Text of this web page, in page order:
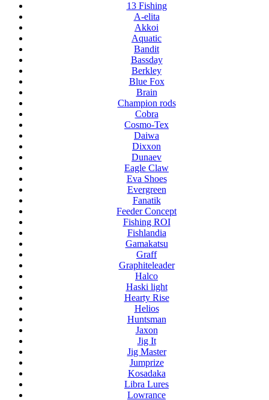
13 Fishing
A-elita
Akkoi
Aquatic
Bandit
Bassday
Berkley
Blue Fox
Brain
Champion rods
Cobra
Cosmo-Tex
Daiwa
Dixxon
Dunaev
Eagle Claw
Eva Shoes
Evergreen
Fanatik
Feeder Concept
Fishing ROI
Fishlandia
Gamakatsu
Graff
Graphiteleader
Halco
Haski light
Hearty Rise
Helios
Huntsman
Jaxon
Jig It
Jig Master
Jumprize
Kosadaka
Libra Lures
Lowrance